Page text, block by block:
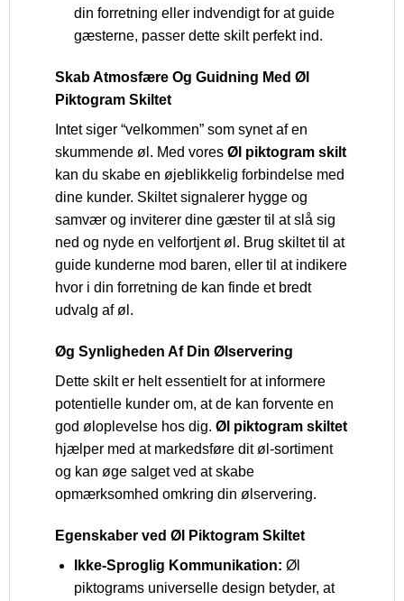
din forretning eller indvendigt for at guide
gæsterne, passer dette skilt perfekt ind.
Skab Atmosfære Og Guidning Med Øl
Piktogram Skiltet
Intet siger “velkommen” som synet af en
skummende øl. Med vores Øl piktogram skilt
kan du skabe en øjeblikkelig forbindelse med
dine kunder. Skiltet signalerer hygge og
samvær og inviterer dine gæster til at slå sig
ned og nyde en velfortjent øl. Brug skiltet til at
guide kunderne mod baren, eller til at indikere
hvor i din forretning de kan finde et bredt
udvalg af øl.
Øg Synligheden Af Din Ølservering
Dette skilt er helt essentielt for at informere
potentielle kunder om, at de kan forvente en
god øloplevelse hos dig. Øl piktogram skiltet
hjælper med at markedsføre dit øl-sortiment
og kan øge salget ved at skabe
opmærksomhed omkring din ølservering.
Egenskaber ved Øl Piktogram Skiltet
Ikke-Sproglig Kommunikation: Øl
piktograms universelle design betyder, at